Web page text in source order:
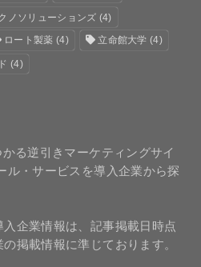
ノソリューションズ (4)
ロート製薬 (4) 立命館大学 (4)
(4)
る逆引きマーケティングサイ
ル・サービスを導入企業から探
企業情報は、記事掲載日時点
掲載情報に準じております。